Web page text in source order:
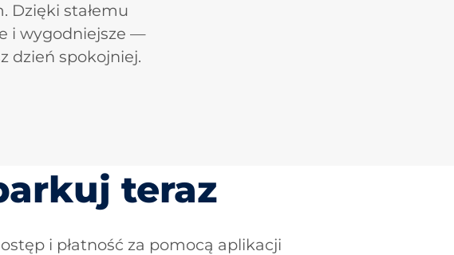
Dzięki stałemu
i wygodniejsze —
dzień spokojniej.
teraz
i płatność za pomocą aplikacji